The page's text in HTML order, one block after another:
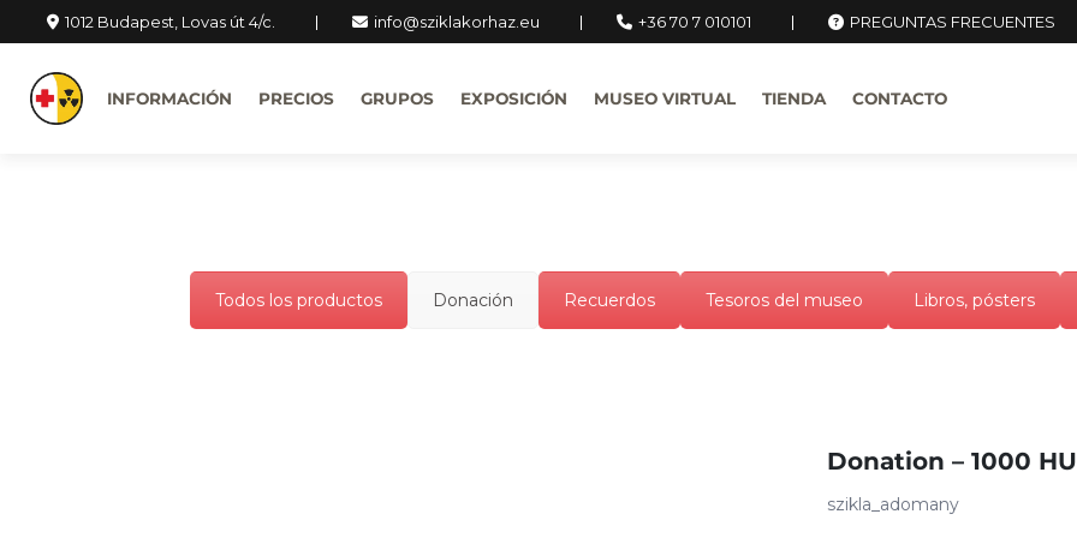
1012 Budapest, Lovas út 4/c. info@sziklakorhaz.eu +36 70 7 010101 PREGUNTAS FRECUENTES
INFORMACIÓN PRECIOS GRUPOS EXPOSICIÓN MUSEO VIRTUAL TIENDA CONTACTO
Todos los productos Donación Recuerdos Tesoros del museo Libros, pósters
Donation – 1000
szikla_adomany